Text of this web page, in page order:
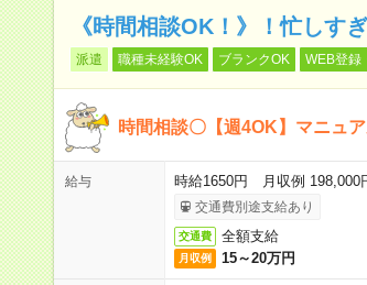
《時間相談OK！》！忙しす
派遣 職種未経験OK ブランクOK WEB登録
時間相談〇【週4OK】マニュ
給与 時給1650円 月収例 198,000
交通費別途支給あり
交通費 全額支給
月収例 15～20万円